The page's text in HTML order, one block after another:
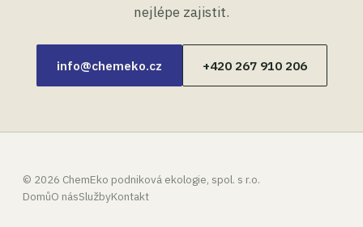
nejlépe zajistit.
info@chemeko.cz +420 267 910 206
© 2026 ChemEko podniková ekologie, spol. s r.o.
DomůO násSlužbyKontakt